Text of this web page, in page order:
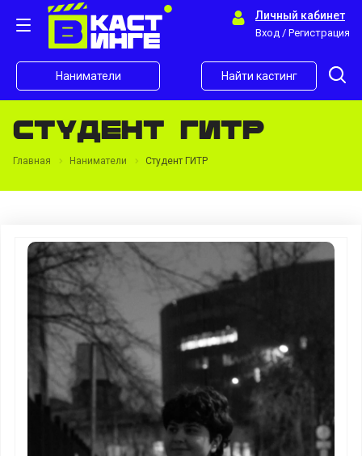
Личный кабинет
Вход / Регистрация
Наниматели Найти кастинг
Студент ГИТР
Главная Наниматели Студент ГИТР